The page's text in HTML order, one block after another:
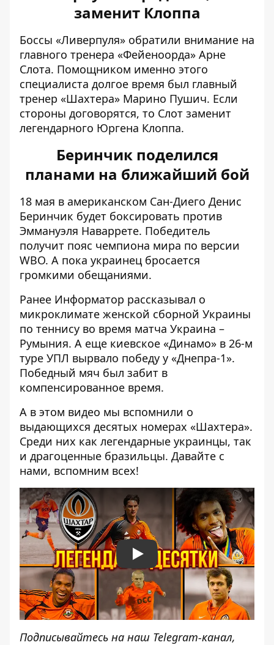
заменит Клоппа
Боссы «Ливерпуля» обратили внимание на
главного тренера «Фейеноорда» Арне
Слота. Помощником именно этого
специалиста долгое время был главный
тренер «Шахтера» Марино Пушич. Если
стороны договорятся, то Слот заменит
легендарного Юргена Клоппа.
Беринчик поделился
планами на ближайший бой
18 мая в американском Сан-Диего Денис
Беринчик будет боксировать против
Эммануэля Наваррете. Победитель
получит пояс чемпиона мира по версии
WBO. А пока украинец бросается
громкими обещаниями.
Ранее Информатор рассказывал о
микроклимате женской сборной Украины
по теннису во время матча Украина –
Румыния. А еще киевское «Динамо» в 26-м
туре УПЛ вырвало победу у «Днепра-1».
Победный мяч был забит в
компенсированное время.
А в этом видео мы вспомнили о
выдающихся десятых номерах «Шахтера».
Среди них как легендарные украинцы, так
и драгоценные бразильцы. Давайте с
нами, вспомним всех!
Play
Подписывайтесь на наш Telegram-канал,